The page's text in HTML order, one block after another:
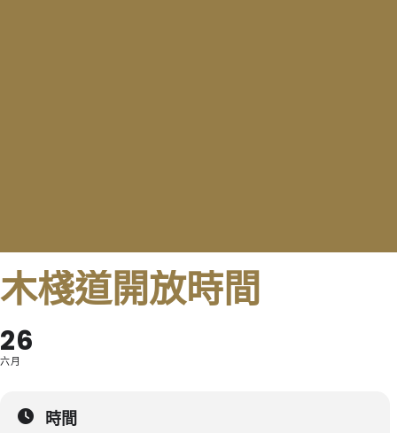
木棧道開放時間
26
六月
時間